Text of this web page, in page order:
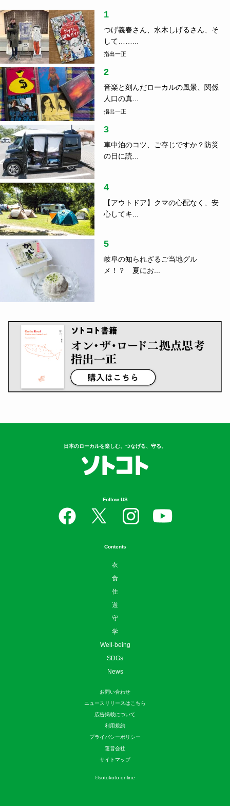
1
つげ義春さん、水木しげるさん、そ
して……...
指出一正
2
音楽と刻んだローカルの風景、関係
人口の真...
指出一正
3
車中泊のコツ、ご存じですか？防災
の日に読...
4
【アウトドア】クマの心配なく、安
心してキ...
5
岐阜の知られざるご当地グル
メ！？ 夏にお...
日本のローカルを楽しむ、つなげる、守る。
Follow US
Contents
衣
食
住
遊
守
学
Well-being
SDGs
News
お問い合わせ
ニュースリリースはこちら
広告掲載について
利用規約
プライバシーポリシー
運営会社
サイトマップ
©sotokoto online